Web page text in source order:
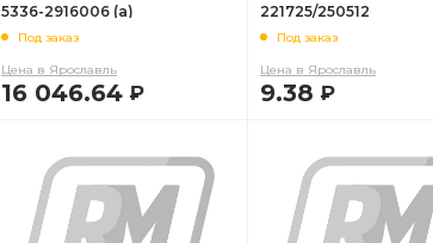
5336-2916006 (а)
Под заказ
Цена в Ярославль
16 046.64 Р
221725/250512
Под заказ
Цена в Ярославль
9.38 Р